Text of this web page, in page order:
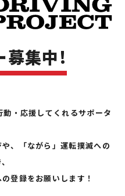
募集中!
・応援してくれるサポータ
、「ながら」運転撲滅への
登録をお願いします！